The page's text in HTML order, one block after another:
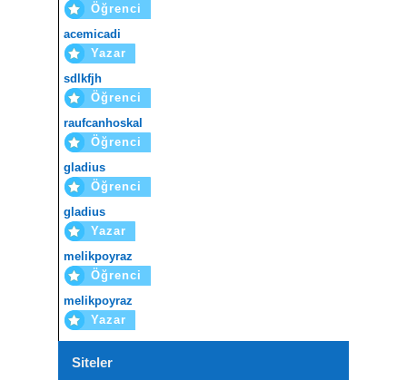
Öğrenci
acemicadi
Yazar
sdlkfjh
Öğrenci
raufcanhoskal
Öğrenci
gladius
Öğrenci
gladius
Yazar
melikpoyraz
Öğrenci
melikpoyraz
Yazar
Siteler